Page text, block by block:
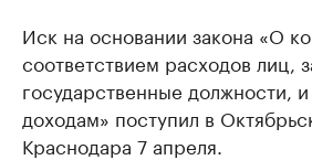
Иск на основании закона «О
соответствием расходов лиц,
государственные должности,
доходам» поступил в
Краснодара 7 апреля.